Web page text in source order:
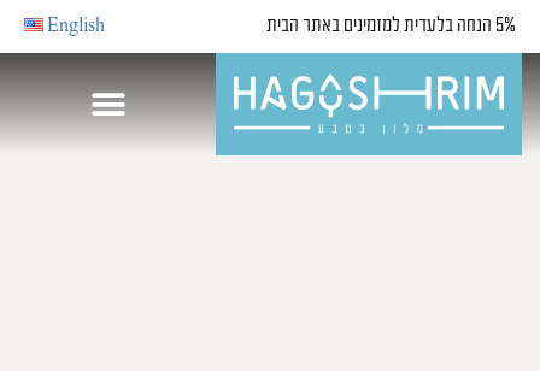
5% הנחה בלעדית למזמינים באתר הבית English